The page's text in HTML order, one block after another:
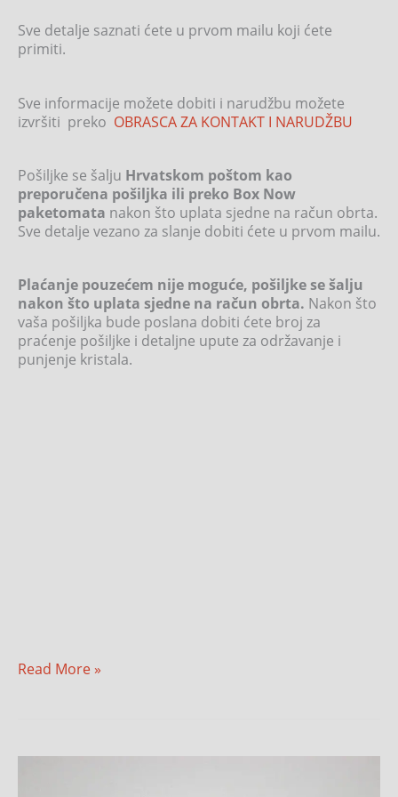
Sve detalje saznati ćete u prvom mailu koji ćete
primiti.
Sve informacije možete dobiti i narudžbu možete
izvršiti preko OBRASCA ZA KONTAKT I NARUDŽBU
Pošiljke se šalju Hrvatskom poštom kao
preporučena pošiljka ili preko Box Now
paketomata nakon što uplata sjedne na račun obrta.
Sve detalje vezano za slanje dobiti ćete u prvom mailu.
Plaćanje pouzećem nije moguće, pošiljke se šalju
nakon što uplata sjedne na račun obrta. Nakon što
vaša pošiljka bude poslana dobiti ćete broj za
praćenje pošiljke i detaljne upute za održavanje i
punjenje kristala.
Read More »